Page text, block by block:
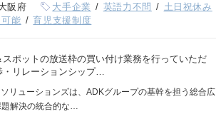
阪府 大手企業 英語力不問 土日祝休み
能 育児支援制度
ポットの放送枠の買い付け業務を行っていただ
リレーションシップ…
リューションズは、ADKグループの基幹を担う総合広
題解決の統合的な…